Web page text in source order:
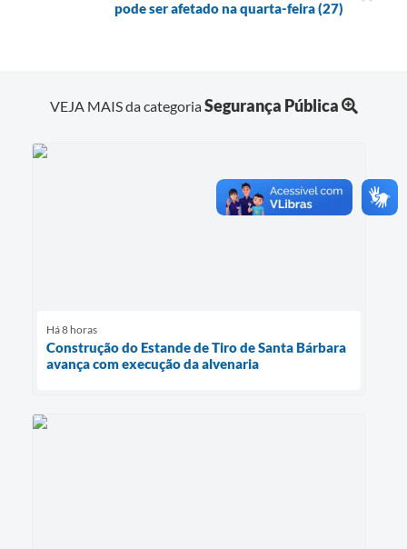
pode ser afetado na quarta-feira (27)
VEJA MAIS da categoriaSegurança Pública
Há 8 horas
Construção do Estande de Tiro de Santa Bárbara
avança com execução da alvenaria